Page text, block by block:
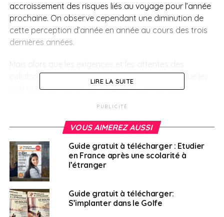
accroissement des risques liés au voyage pour l’année
prochaine. On observe cependant une diminution de
cette perception d’année en année au cours des trois
dernières années.
collaborateurs évoluent, le sondage démontre que les
politiques en matière de voyage ne suivent pas
Seulement un tiers (33%) des organisations
intègre la sécurité informatique dans leur
politique de voyage ;
A peine plus d’un quart (26%) couvre des sujets
spécifiques aux femmes en voyage ;
18% couvrent le bleisure1 et 14% les services liés
à l’économie collaborative2 ;
LIRE LA SUITE
PUBLICITÉ
VOUS AIMEREZ AUSSI
Guide gratuit à télécharger : Etudier
en France après une scolarité à
l’étranger
Guide gratuit à télécharger:
S’implanter dans le Golfe